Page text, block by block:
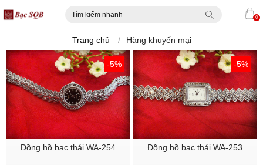
0
Trang chủ / Hàng khuyến mại
-5%
Đồng hồ bạc thái WA-254
-5%
Đồng hồ bạc thái WA-253